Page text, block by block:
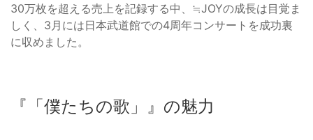
30万枚を超える売上を記録する中、≒JOYの成長は目覚ま
しく、3月には日本武道館での4周年コンサートを成功裏
に収めました。
『「僕たちの歌」』の魅力